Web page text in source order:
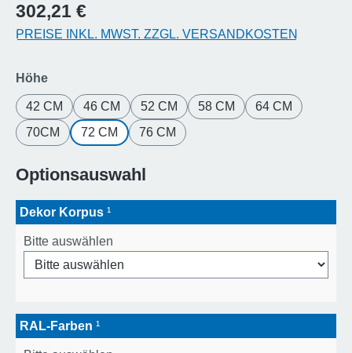
302,21 €
PREISE INKL. MWST. ZZGL. VERSANDKOSTEN
Höheauswählen
42 CM 46 CM 52 CM 58 CM
64 CM
70CM
72 CM 76 CM
Optionsauswahl
Dekor Korpus ¹
Bitte auswählen
RAL-Farben ¹